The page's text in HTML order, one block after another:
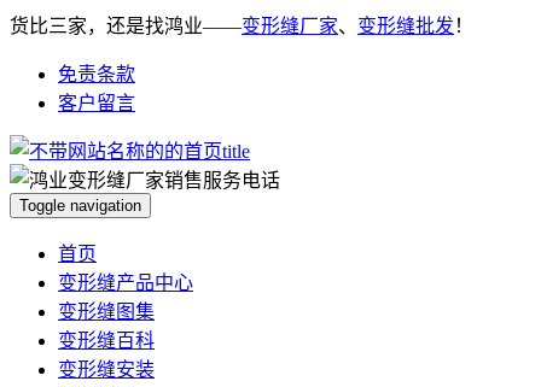
货比三家，还是找鸿业——变形缝厂家、 变形缝批发 ！
免责条款
客户留言
Toggle navigation
首页
变形缝产品中心
变形缝图集
变形缝百科
变形缝安装